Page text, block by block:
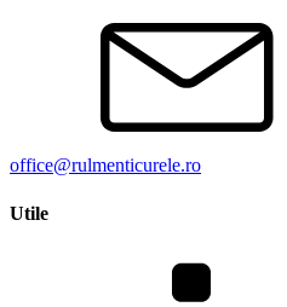
office@rulmenticurele.ro
Utile